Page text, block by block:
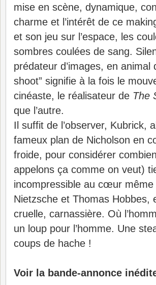
mise en scène, dynamique,
charme et l’intérêt de ce
et son jeu sur l’espace, les
sombres coulées de sang.
prédateur d’images, en
shoot” signifie à la fois le
cinéaste, le réalisateur de The
que l’autre.
Il suffit de l’observer, Kubrick,
fameux plan de Nicholson en
froide, pour considérer
appelons ça comme on veut)
incompressible au cœur même
Nietzsche et Thomas Hobbes,
cruelle, carnassière. Où
un loup pour l’homme. Une
coups de hache !
Voir la bande-annonce